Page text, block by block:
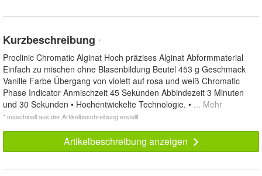
Kurzbeschreibung *
Proclinic Chromatic Alginat Hoch präzises Alginat Abformmaterial
Einfach zu mischen ohne Blasenbildung Beutel 453 g Geschmack
Vanille Farbe Übergang von violett auf rosa und weiß Chromatic
Phase Indicator Anmischzeit 45 Sekunden Abbindezeit 3 Minuten
und 30 Sekunden • Hochentwickelte Technologie. • ... Mehr
* maschinell aus der Artikelbeschreibung erstellt
Artikelbeschreibung anzeigen